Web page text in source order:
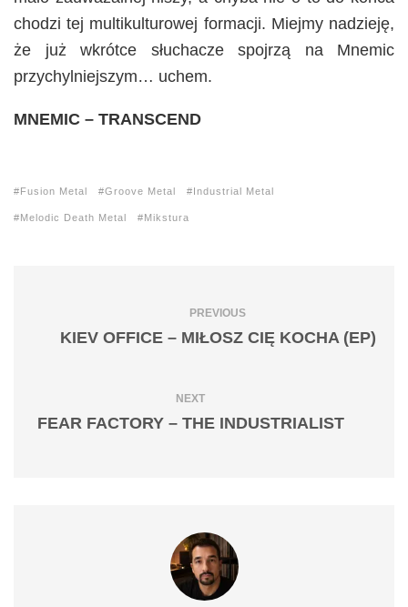
chodzi tej multikulturowej formacji. Miejmy nadzieję,
że już wkrótce słuchacze spojrzą na Mnemic
przychylniejszym… uchem.
MNEMIC – TRANSCEND
Fusion Metal Groove Metal Industrial Metal
Melodic Death Metal Mikstura
PREVIOUS
KIEV OFFICE – MIŁOSZ CIĘ KOCHA (EP)
NEXT
FEAR FACTORY – THE INDUSTRIALIST